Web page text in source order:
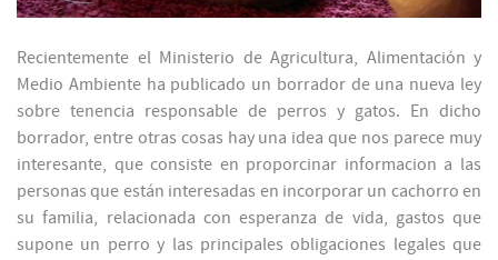
Recientemente el Ministerio de Agricultura, Alimentación y
Medio Ambiente ha publicado un borrador de una nueva ley
sobre tenencia responsable de perros y gatos. En dicho
borrador, entre otras cosas hay una idea que nos parece muy
interesante, que consiste en proporcinar informacion a las
personas que están interesadas en incorporar un cachorro en
su familia, relacionada con esperanza de vida, gastos que
supone un perro y las principales obligaciones legales que